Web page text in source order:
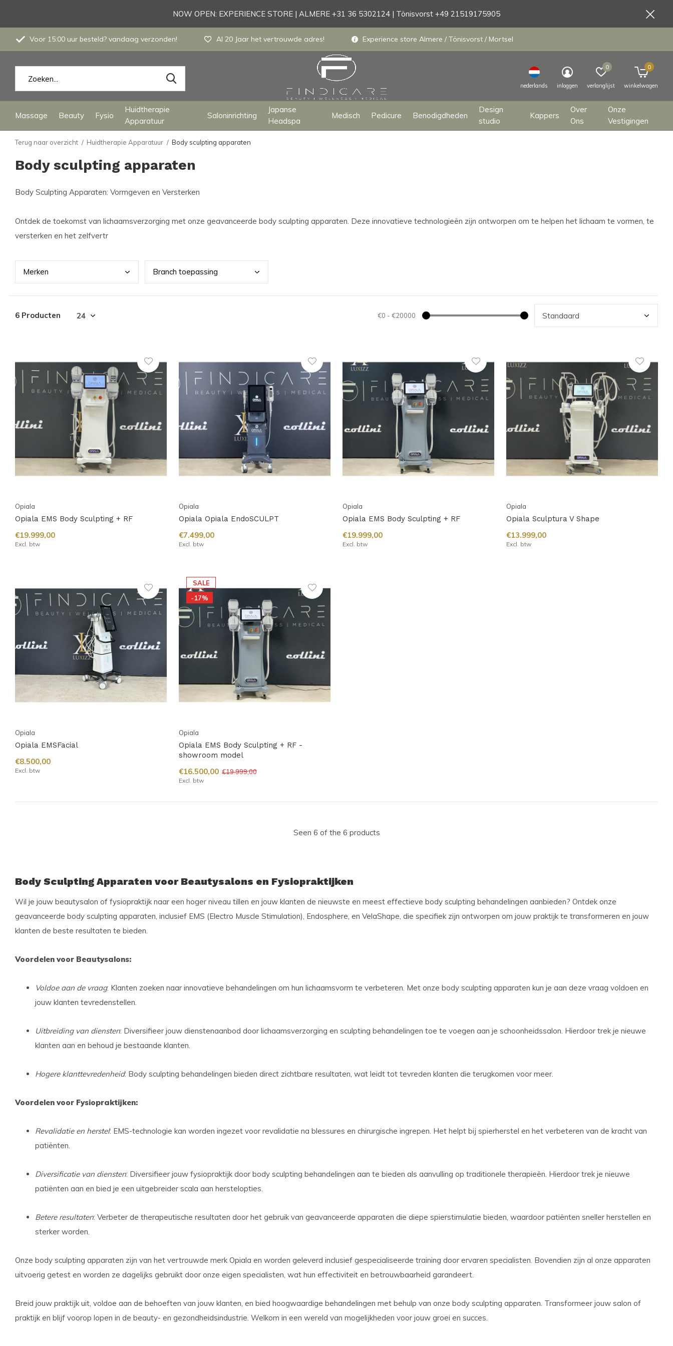
Massage Beauty Fysio
Huidtherapie
Apparatuur
Saloninrichting
Japanse
Headspa
Medisch Pedicure Benodigdheden
Design
studio
Kappers
Over
Ons
Onze
Vestigingen
nederlands inloggen verlanglijst
0
winkelwagen
0
Voor 15:00 uur besteld? vandaag verzonden! Al 20 Jaar het vertrouwde adres! Experience store Almere / Tönisvorst / Mortsel
NOW OPEN: EXPERIENCE STORE | ALMERE +31 36 5302124 | Tönisvorst +49 21519175905
Terug naar overzicht Huidtherapie Apparatuur Body sculpting apparaten
Body sculpting apparaten
Body Sculpting Apparaten: Vormgeven en Versterken
Ontdek de toekomst van lichaamsverzorging met onze geavanceerde body sculpting apparaten. Deze innovatieve technologieën zijn ontworpen om te helpen het lichaam te vormen, te
versterken en het zelfvertr
Merken Branch toepassing
6 Producten €0 - €20000
Opiala
Opiala EMS Body Sculpting + RF
€19.999,00
Excl. btw
Opiala
Opiala Opiala EndoSCULPT
€7.499,00
Excl. btw
Opiala
Opiala EMS Body Sculpting + RF
€19.999,00
Excl. btw
Opiala
Opiala Sculptura V Shape
€13.999,00
Excl. btw
Opiala
Opiala EMSFacial
€8.500,00
Excl. btw
SALE
-17%
Opiala
Opiala EMS Body Sculpting + RF -
showroom model
€16.500,00 €19.999,00
Excl. btw
Seen 6 of the 6 products
Body Sculpting Apparaten voor Beautysalons en Fysiopraktijken
Wil je jouw beautysalon of fysiopraktijk naar een hoger niveau tillen en jouw klanten de nieuwste en meest effectieve body sculpting behandelingen aanbieden? Ontdek onze
geavanceerde body sculpting apparaten, inclusief EMS (Electro Muscle Stimulation), Endosphere, en VelaShape, die specifiek zijn ontworpen om jouw praktijk te transformeren en jouw
klanten de beste resultaten te bieden.
Voordelen voor Beautysalons:
Voldoe aan de vraag: Klanten zoeken naar innovatieve behandelingen om hun lichaamsvorm te verbeteren. Met onze body sculpting apparaten kun je aan deze vraag voldoen en
jouw klanten tevredenstellen.
Uitbreiding van diensten: Diversifieer jouw dienstenaanbod door lichaamsverzorging en sculpting behandelingen toe te voegen aan je schoonheidssalon. Hierdoor trek je nieuwe
klanten aan en behoud je bestaande klanten.
Hogere klanttevredenheid: Body sculpting behandelingen bieden direct zichtbare resultaten, wat leidt tot tevreden klanten die terugkomen voor meer.
Voordelen voor Fysiopraktijken:
Revalidatie en herstel: EMS-technologie kan worden ingezet voor revalidatie na blessures en chirurgische ingrepen. Het helpt bij spierherstel en het verbeteren van de kracht van
patiënten.
Diversificatie van diensten: Diversifieer jouw fysiopraktijk door body sculpting behandelingen aan te bieden als aanvulling op traditionele therapieën. Hierdoor trek je nieuwe
patiënten aan en bied je een uitgebreider scala aan herstelopties.
Betere resultaten: Verbeter de therapeutische resultaten door het gebruik van geavanceerde apparaten die diepe spierstimulatie bieden, waardoor patiënten sneller herstellen en
sterker worden.
Onze body sculpting apparaten zijn van het vertrouwde merk Opiala en worden geleverd inclusief gespecialiseerde training door ervaren specialisten. Bovendien zijn al onze apparaten
uitvoerig getest en worden ze dagelijks gebruikt door onze eigen specialisten, wat hun effectiviteit en betrouwbaarheid garandeert.
Breid jouw praktijk uit, voldoe aan de behoeften van jouw klanten, en bied hoogwaardige behandelingen met behulp van onze body sculpting apparaten. Transformeer jouw salon of
praktijk en blijf voorop lopen in de beauty- en gezondheidsindustrie. Welkom in een wereld van mogelijkheden voor jouw groei en succes.